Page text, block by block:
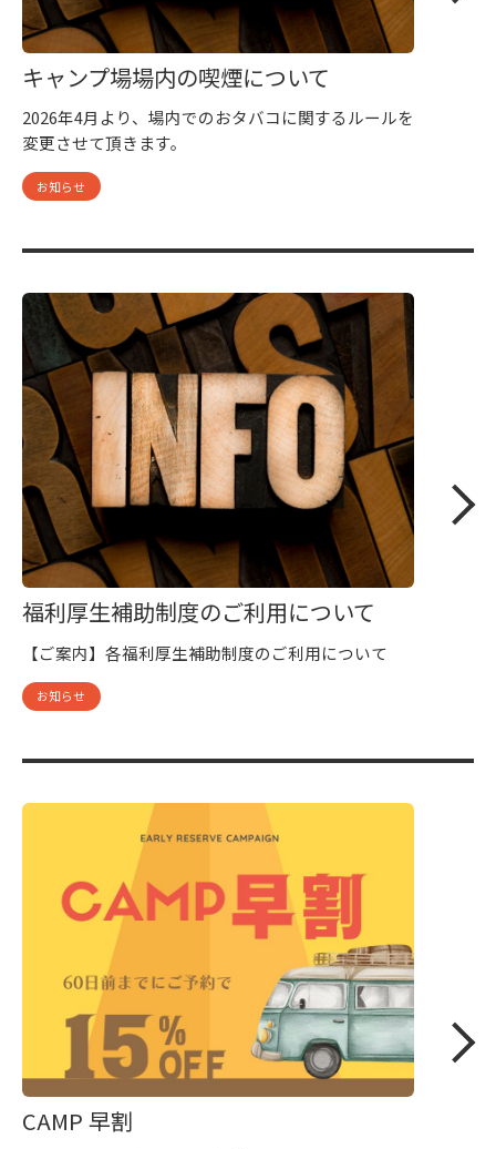
キャンプ場場内の喫煙について
2026年4月より、場内でのおタバコに関するルールを
変更させて頂きます。
お知らせ
福利厚生補助制度のご利用について
【ご案内】各福利厚生補助制度のご利用について
お知らせ
CAMP 早割